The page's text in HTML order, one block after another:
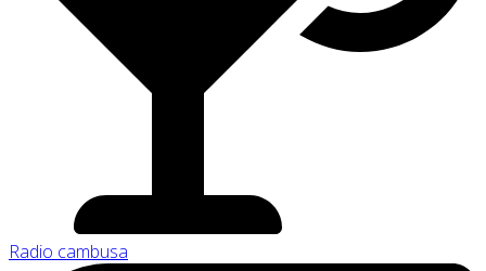
Radio cambusa